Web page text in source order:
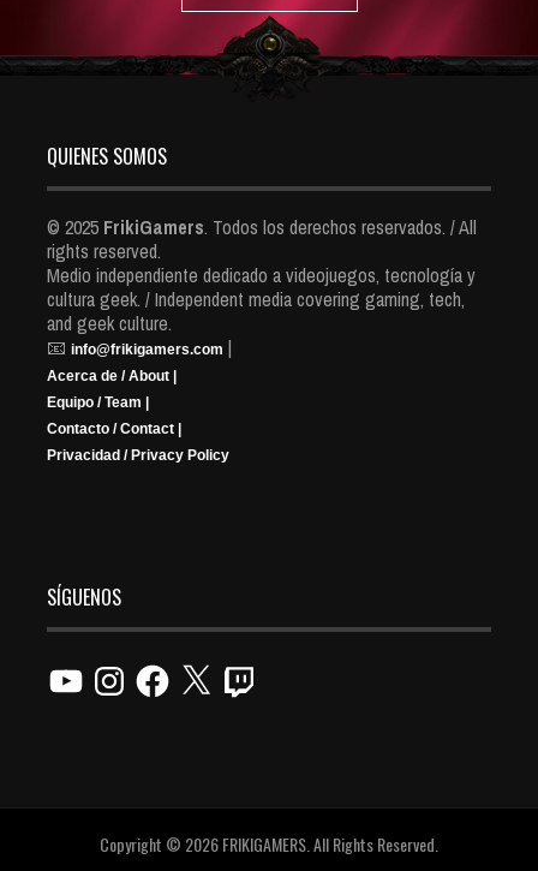
QUIENES SOMOS
© 2025 FrikiGamers. Todos los derechos reservados. / All
rights reserved.
Medio independiente dedicado a videojuegos, tecnología y
cultura geek. / Independent media covering gaming, tech,
and geek culture.
📧 info@frikigamers.com |
Acerca de / About |
Equipo / Team |
Contacto / Contact |
Privacidad / Privacy Policy
SÍGUENOS
YouTubeInstagramFacebook
X Twitch
Copyright © 2026 FRIKIGAMERS. All Rights Reserved.